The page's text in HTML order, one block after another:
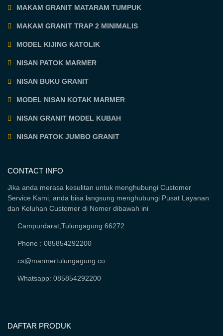
MAKAM GRANIT MATARAM TUMPUK
MAKAM GRANIT TRAP 2 MINIMALIS
MODEL KIJING KATOLIK
NISAN PATOK MARMER
NISAN BUKU GRANIT
MODEL NISAN KOTAK MARMER
NISAN GRANIT MODEL KUBAH
NISAN PATOK JUMBO GRANIT
CONTACT INFO
Jika anda merasa kesulitan untuk menghubungi Customer
Service Kami, anda bisa langsung menghubungi Pusat Layanan
dan Keluhan Customer di Nomer dibawah ini
Campurdarat,Tulungagung 66272
Phone : 085854292200
cs@marmertulungagung.co
Whatsapp: 085854292200
DAFTAR PRODUK